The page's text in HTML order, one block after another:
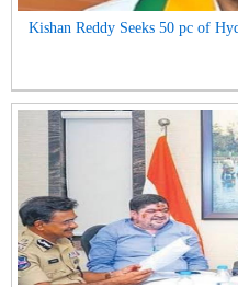
Kishan Reddy Seeks 50 pc of